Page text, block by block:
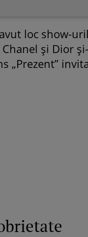
loc show-
şi Dior
„Prezent”